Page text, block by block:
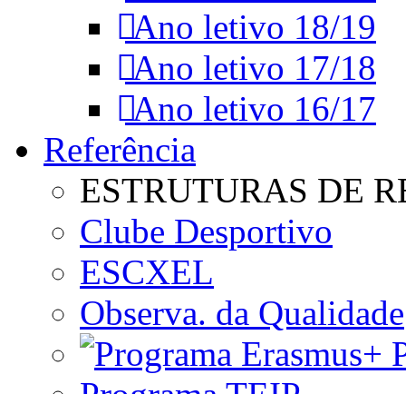
Ano letivo 18/19
Ano letivo 17/18
Ano letivo 16/17
Referência
ESTRUTURAS DE
Clube Desportivo
ESCXEL
Observa. da Qualidade